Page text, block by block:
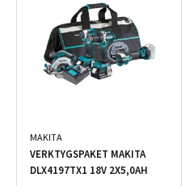
MAKITA
VERKTYGSPAKET MAKITA
DLX4197TX1 18V 2X5,0AH